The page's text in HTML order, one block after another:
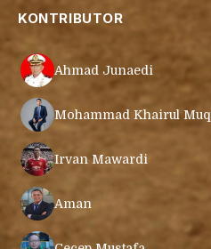
KONTRIBUTOR
Ahmad Junaedi
Mohammad Khairul
Irvan Mawardi
Aman